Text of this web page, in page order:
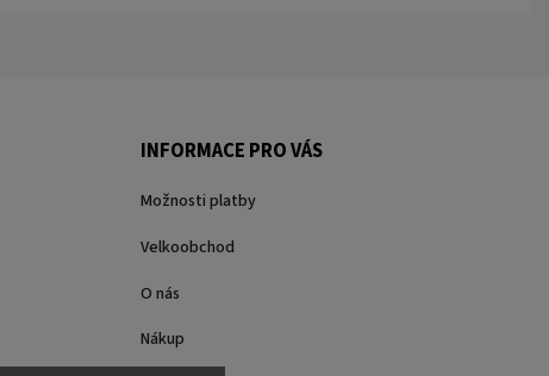
INFORMACE PRO VÁS
Možnosti platby
Velkoobchod
O nás
Nákup